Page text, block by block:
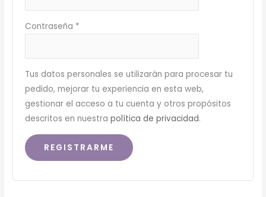
Contraseña *
Tus datos personales se utilizarán para procesar tu
pedido, mejorar tu experiencia en esta web,
gestionar el acceso a tu cuenta y otros propósitos
descritos en nuestrapolítica de privacidad.
REGISTRARME